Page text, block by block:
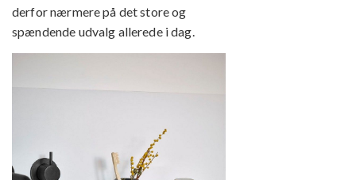
derfor nærmere på det store og
spændende udvalg allerede i dag.